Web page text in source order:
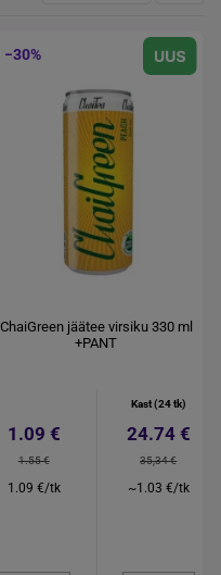
−30%
ChaiGreen jäätee virsiku 330 ml
+PANT
1.09 €
1.55 €
1.09 €/tk
Kast (24 tk)
24.74 €
35,34 €
~1.03 €/tk